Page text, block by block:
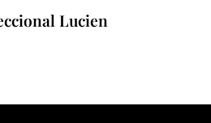
Lucien